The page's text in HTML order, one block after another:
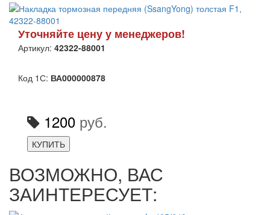
Уточняйте цену у менеджеров!
Артикул: 42322-88001
Код 1С: ВА000000878
1200 руб.
КУПИТЬ
ВОЗМОЖНО, ВАС
ЗАИНТЕРЕСУЕТ: